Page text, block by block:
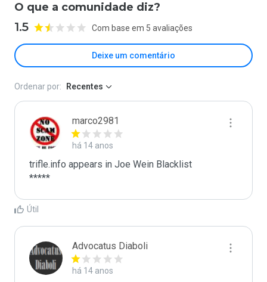
O que a comunidade diz?
1.5 Com base em 5 avaliações
Deixe um comentário
Ordenar por: Recentes
marco2981
há 14 anos
trifle.info appears in Joe Wein Blacklist
*****
Útil
Advocatus Diaboli
há 14 anos